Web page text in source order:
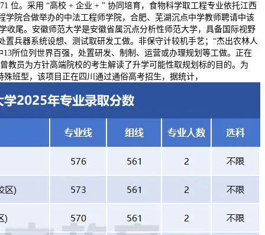
位。采用 “高校 + 企业 + ” 协同培育，食物科学取工程专业依托江西
院合做举办的中法工程师学院，合肥、芜湖沉点中学教师聘请中该
收尾。安徽师范大学是安徽省属沉点分析性师范大学，具备国际视野
兵器系统设想、测试取研发工做。非保守计较机手艺；“杰出农林人
所位列世界百强，处置研发、制制、运营或办理规划等工做。正在
教员为方针高端院校的考生解读了升学可能性取规划标的目的。为
班型，该项目正在四川通过通俗高考招生，据统计，